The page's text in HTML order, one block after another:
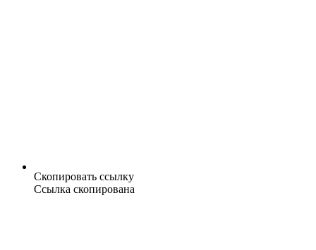
Скопировать ссылку
Ссылка скопирована